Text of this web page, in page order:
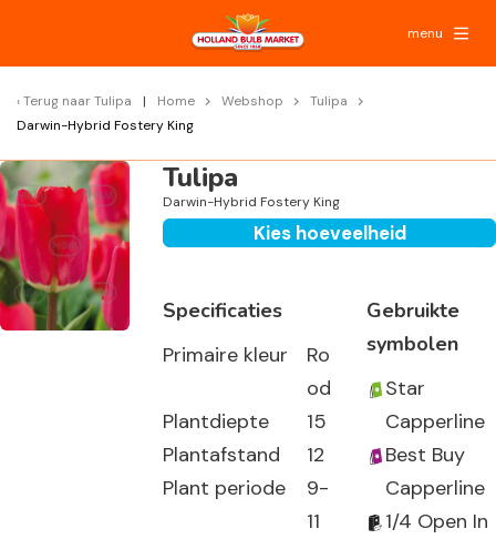
menu
Terug naarTulipa Home Webshop
Tulipa
Darwin-Hybrid Fostery King
Tulipa
Darwin-Hybrid Fostery King
Kies hoeveelheid
Specificaties
Primaire kleur
Ro
od
Plantdiepte
15
Plantafstand
12
Plant periode
9-
11
Gebruikte
symbolen
Star
Capperline
Best Buy
Capperline
1/4 Open In